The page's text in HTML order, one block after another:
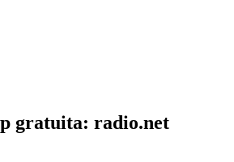
gratuita: radio.net